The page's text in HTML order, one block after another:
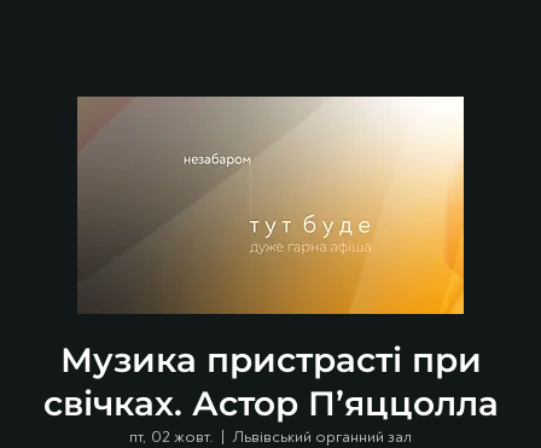
Музика пристрасті при
свічках. Астор П’яццолла
пт, 02 жовт.
  |
Львівський органний зал